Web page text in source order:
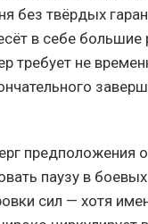
без твёрдых
в себе большие
требует не
предположения
паузу в
сил — хотя